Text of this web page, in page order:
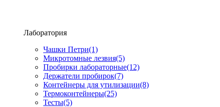
Лаборатория
Чашки Петри(1)
Микротомные лезвия(5)
Пробирки лабораторные(12)
Держатели пробирок(7)
Контейнеры для утилизации(8)
Термоконтейнеры(25)
Тесты(5)